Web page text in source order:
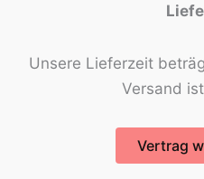
Unsere Lieferzeit
Versand
Vertrag